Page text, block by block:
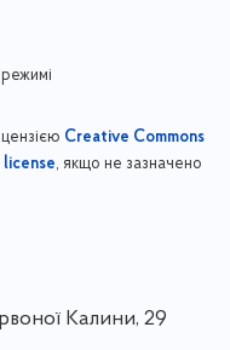
Creative Commons
, якщо не зазначено
Калини, 29